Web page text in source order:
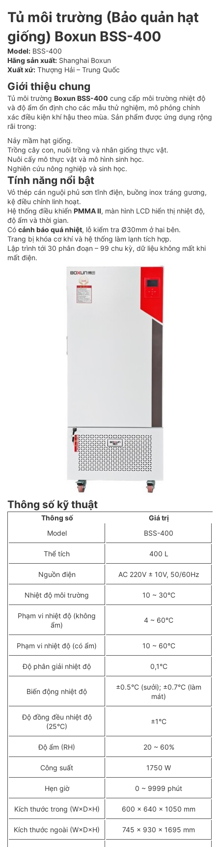
Tủ môi trường (Bảo quản hạt
giống) Boxun BSS-400
Model: BSS-400
Hãng sản xuất: Shanghai Boxun
Xuất xứ: Thượng Hải – Trung Quốc
Giới thiệu chung
Tủ môi trường Boxun BSS-400 cung cấp môi trường nhiệt độ
và độ ẩm ổn định cho các mẫu thử nghiệm, mô phỏng chính
xác điều kiện khí hậu theo mùa. Sản phẩm được ứng dụng rộng
rãi trong:
Nảy mầm hạt giống.
Trồng cây con, nuôi trồng và nhân giống thực vật.
Nuôi cấy mô thực vật và mô hình sinh học.
Nghiên cứu nông nghiệp và sinh học.
Tính năng nổi bật
Vỏ thép cán nguội phủ sơn tĩnh điện, buồng inox tráng gương,
kệ điều chỉnh linh hoạt.
Hệ thống điều khiển PMMA II, màn hình LCD hiển thị nhiệt độ,
độ ẩm và thời gian.
Có cảnh báo quá nhiệt, lỗ kiểm tra Ø30mm ở hai bên.
Trang bị khóa cơ khí và hệ thống làm lạnh tích hợp.
Lập trình tới 30 phân đoạn – 99 chu kỳ, dữ liệu không mất khi
mất điện.
Thông số kỹ thuật
Thông số
Giá trị
Model
BSS-400
Thể tích 400 L
Nguồn điện AC 220V ± 10V, 50/60Hz
Nhiệt độ môi trường 10 ~ 30°C
Phạm vi nhiệt độ (không
ẩm)
4 ~ 60°C
Phạm vi nhiệt độ (có ẩm) 10 ~ 60°C
Độ phân giải nhiệt độ 0,1°C
Biến động nhiệt độ
±0.5°C (sưởi); ±0.7°C (làm
mát)
Độ đồng đều nhiệt độ
(25°C)
±1°C
Độ ẩm (RH) 20 ~ 60%
Công suất 1750 W
Hẹn giờ 0 ~ 9999 phút
Kích thước trong (W×D×H) 600 × 640 × 1050 mm
Kích thước ngoài (W×D×H) 745 × 930 × 1695 mm